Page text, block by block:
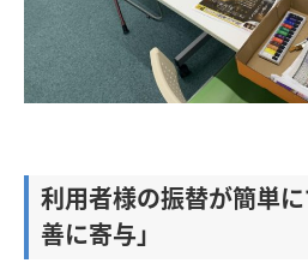
利用者様の振替が簡単
善に寄与」